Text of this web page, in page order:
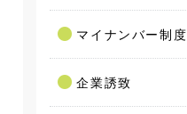
マイナンバー制度
企業誘致